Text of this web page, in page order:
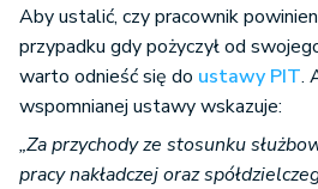
Aby ustalić, czy pracownik
przypadku gdy pożyczył od
warto odnieść się do ustawy PIT.
wspomnianej ustawy wskazuje:
„Za przychody ze stosunku
pracy nakładczej oraz